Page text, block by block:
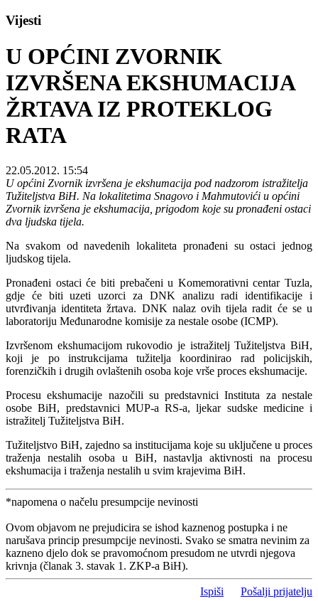
Vijesti
U OPĆINI ZVORNIK
IZVRŠENA EKSHUMACIJA
ŽRTAVA IZ PROTEKLOG
RATA
22.05.2012. 15:54
U općini Zvornik izvršena je ekshumacija pod nadzorom istražitelja
Tužiteljstva BiH. Na lokalitetima Snagovo i Mahmutovići u općini
Zvornik izvršena je ekshumacija, prigodom koje su pronađeni ostaci
dva ljudska tijela.
Na svakom od navedenih lokaliteta pronađeni su ostaci jednog
ljudskog tijela.
Pronađeni ostaci će biti prebačeni u Komemorativni centar Tuzla,
gdje će biti uzeti uzorci za DNK analizu radi identifikacije i
utvrđivanja identiteta žrtava. DNK nalaz ovih tijela radit će se u
laboratoriju Međunarodne komisije za nestale osobe (ICMP).
Izvršenom ekshumacijom rukovodio je istražitelj Tužiteljstva BiH,
koji je po instrukcijama tužitelja koordinirao rad policijskih,
forenzičkih i drugih ovlaštenih osoba koje vrše proces ekshumacije.
Procesu ekshumacije nazočili su predstavnici Instituta za nestale
osobe BiH, predstavnici MUP-a RS-a, ljekar sudske medicine i
istražitelj Tužiteljstva BiH.
Tužiteljstvo BiH, zajedno sa institucijama koje su uključene u proces
traženja nestalih osoba u BiH, nastavlja aktivnosti na procesu
ekshumacija i traženja nestalih u svim krajevima BiH.
*napomena o načelu presumpcije nevinosti
Ovom objavom ne prejudicira se ishod kaznenog postupka i ne
narušava princip presumpcije nevinosti. Svako se smatra nevinim za
kazneno djelo dok se pravomoćnom presudom ne utvrdi njegova
krivnja (članak 3. stavak 1. ZKP-a BiH).
Ispiši Pošalji prijatelju